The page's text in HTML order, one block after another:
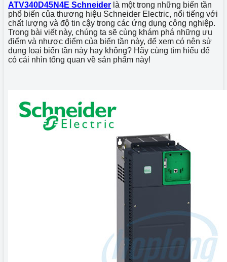
ATV340D45N4E Schneider là một trong những biến tần
phổ biến của thương hiệu Schneider Electric, nổi tiếng với
chất lượng và độ tin cậy trong các ứng dụng công nghiệp.
Trong bài viết này, chúng ta sẽ cùng khám phá những ưu
điểm và nhược điểm của biến tần này, để xem có nên sử
dụng loại biến tần này hay không? Hãy cùng tìm hiểu để
có cái nhìn tổng quan về sản phẩm này!